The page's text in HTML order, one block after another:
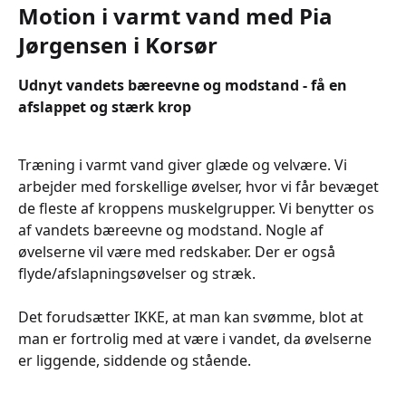
Motion i varmt vand med Pia
Jørgensen i Korsør
Udnyt vandets bæreevne og modstand - få en
afslappet og stærk krop
Træning i varmt vand giver glæde og velvære. Vi
arbejder med forskellige øvelser, hvor vi får bevæget
de fleste af kroppens muskelgrupper. Vi benytter os
af vandets bæreevne og modstand. Nogle af
øvelserne vil være med redskaber. Der er også
flyde/afslapningsøvelser og stræk.
Det forudsætter IKKE, at man kan svømme, blot at
man er fortrolig med at være i vandet, da øvelserne
er liggende, siddende og stående.